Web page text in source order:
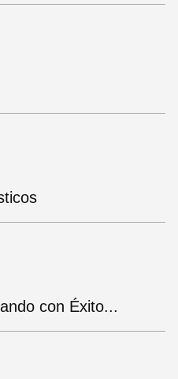
con Éxito...